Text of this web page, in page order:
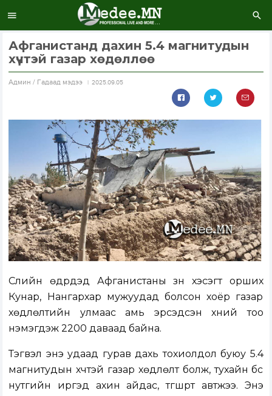
Афганистанд дахин 5.4 магнитудын
хүчтэй газар хөдөллөө
Aдмин / Гадаад мэдээ 2025.09.05
Сүүлийн өдрүүдэд Афганистаны зүүн хэсэгт орших
Кунар, Нангархар мужуудад болсон хоёр газар
хөдлөлтийн улмаас амь эрсэдсэн хүний тоо
нэмэгдэж 2200 даваад байна.
Тэгвэл энэ удаад гурав дахь тохиолдол буюу 5.4
магнитудын хүчтэй газар хөдлөлт болж, тухайн бүс
нутгийн иргэд ахин айдас, түгшүүрт автжээ. Энэ